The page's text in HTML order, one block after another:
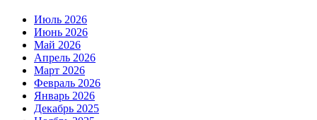
Июль 2026
Июнь 2026
Май 2026
Апрель 2026
Март 2026
Февраль 2026
Январь 2026
Декабрь 2025